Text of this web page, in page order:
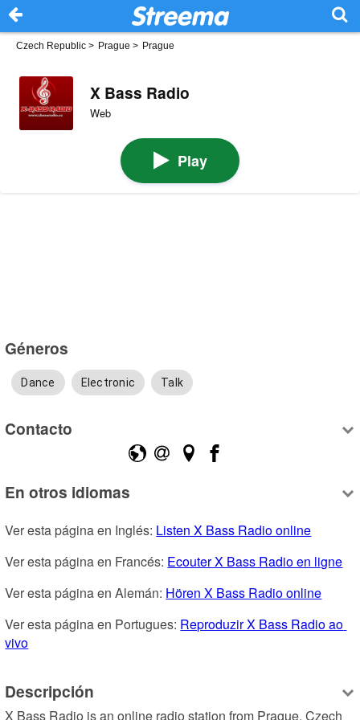
Czech Republic > Prague > Prague
X Bass Radio
Web
Play
Géneros
Dance Electronic Talk
Contacto
En otros idiomas
Ver esta página en Inglés: Listen X Bass Radio online
Ver esta página en Francés: Ecouter X Bass Radio en ligne
Ver esta página en Alemán: Hören X Bass Radio online
Ver esta página en Portugues: Reproduzir X Bass Radio ao
vivo
Descripción
X Bass Radio is an online radio station from Prague, Czech